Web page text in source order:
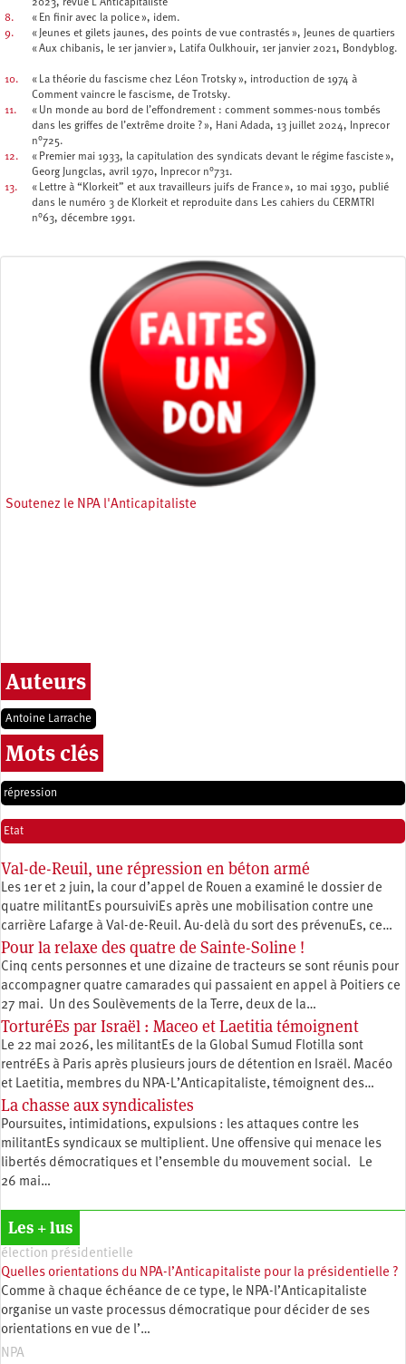
2023, revue L’Anticapitaliste
8.
« En finir avec la police », idem.
9.
« Jeunes et gilets jaunes, des points de vue contrastés », Jeunes de quartiers
« Aux chibanis, le 1er janvier », Latifa Oulkhouir, 1er janvier 2021, Bondyblog.
10.
« La théorie du fascisme chez Léon Trotsky », introduction de 1974 à
Comment vaincre le fascisme, de Trotsky.
11.
« Un monde au bord de l’effondrement : comment sommes-nous tombés
dans les griffes de l’extrême droite ? », Hani Adada, 13 juillet 2024, Inprecor
n°725.
12.
« Premier mai 1933, la capitulation des syndicats devant le régime fasciste »,
Georg Jungclas, avril 1970, Inprecor n°731.
13.
« Lettre à “Klorkeit” et aux travailleurs juifs de France », 10 mai 1930, publié
dans le numéro 3 de Klorkeit et reproduite dans Les cahiers du CERMTRI
n°63, décembre 1991.
Soutenez le NPA l'Anticapitaliste
Auteurs
Antoine Larrache
Mots clés
répression
Etat
Val-de-Reuil, une répression en béton armé
Les 1er et 2 juin, la cour d’appel de Rouen a examiné le dossier de
quatre militantEs poursuiviEs après une mobilisation contre une
carrière Lafarge à Val-de-Reuil. Au-delà du sort des prévenuEs, ce…
Pour la relaxe des quatre de Sainte-Soline !
Cinq cents personnes et une dizaine de tracteurs se sont réunis pour
accompagner quatre camarades qui passaient en appel à Poitiers ce
27 mai. Un des Soulèvements de la Terre, deux de la…
TorturéEs par Israël : Maceo et Laetitia témoignent
Le 22 mai 2026, les militantEs de la Global Sumud Flotilla sont
rentréEs à Paris après plusieurs jours de détention en Israël. Macéo
et Laetitia, membres du ‪NPA-L’Anticapitaliste, témoignent des…
La chasse aux syndicalistes
Poursuites, intimidations, expulsions : les attaques contre les
militantEs syndicaux se multiplient. Une offensive qui menace les
libertés démocratiques et l’ensemble du mouvement social. Le
26 mai…
Les + lus
élection présidentielle
Quelles orientations du NPA-l’Anticapitaliste pour la présidentielle ?
Comme à chaque échéance de ce type, le NPA-l’Anticapitaliste
organise un vaste processus démocratique pour décider de ses
orientations en vue de l’…
NPA